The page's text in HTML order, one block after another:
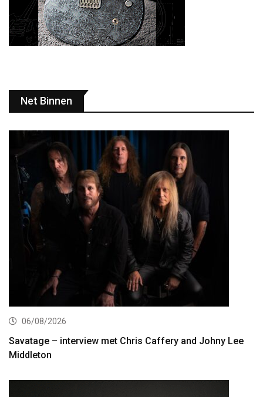
Net Binnen
06/08/2026
Savatage – interview met Chris Caffery and Johny Lee
Middleton